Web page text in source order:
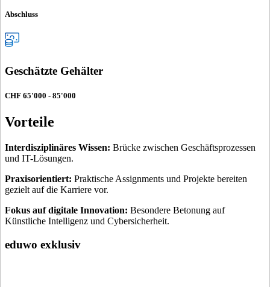
Abschluss
Geschätzte Gehälter
CHF 65'000 - 85'000
Vorteile
Interdisziplinäres Wissen: Brücke zwischen Geschäftsprozessen
und IT-Lösungen.
Praxisorientiert: Praktische Assignments und Projekte bereiten
gezielt auf die Karriere vor.
Fokus auf digitale Innovation: Besondere Betonung auf
Künstliche Intelligenz und Cybersicherheit.
eduwo exklusiv